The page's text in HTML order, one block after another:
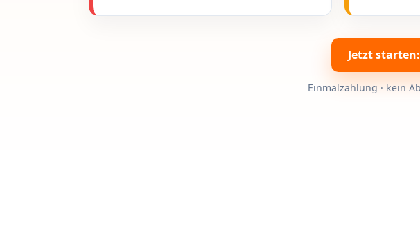
Jetzt
Einmalzahlung · kein